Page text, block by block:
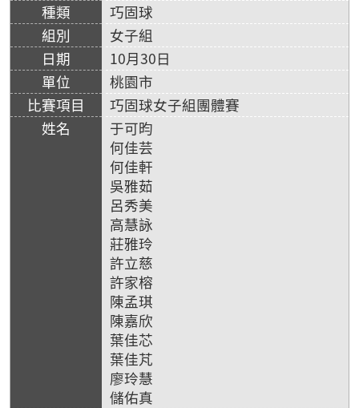
巧固球
女子組
10月30日
桃園市
巧固球女子組團體賽
于可昀
何佳芸
何佳軒
吳雅茹
呂秀美
高慧詠
莊雅玲
許立慈
許家榕
陳孟琪
陳嘉欣
葉佳芯
葉佳芃
廖玲慧
儲佑真